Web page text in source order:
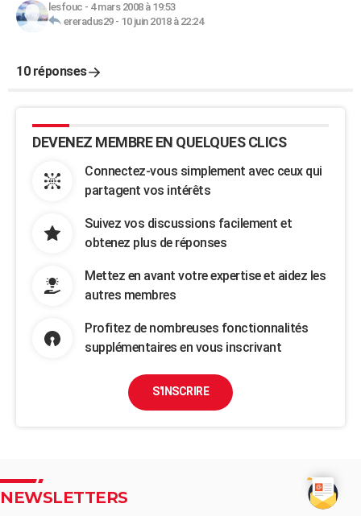
lesfouc - 4 mars 2008 à 19:53
ereradus29- 10 juin 2018 à 22:24
10 réponses
DEVENEZ MEMBRE EN QUELQUES CLICS
Connectez-vous simplement avec ceux qui
partagent vos intérêts
Suivez vos discussions facilement et
obtenez plus de réponses
Mettez en avant votre expertise et aidez les
autres membres
Profitez de nombreuses fonctionnalités
supplémentaires en vous inscrivant
S'INSCRIRE
NEWSLETTERS